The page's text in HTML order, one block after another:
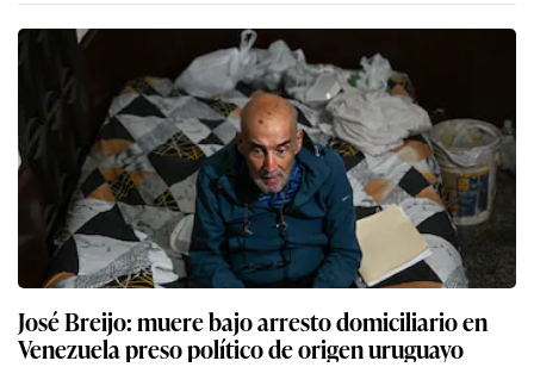
José Breijo: muere bajo arresto domiciliario en
Venezuela preso político de origen uruguayo